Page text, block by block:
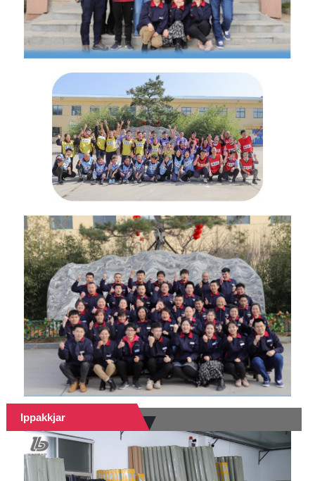
Ippakkjar